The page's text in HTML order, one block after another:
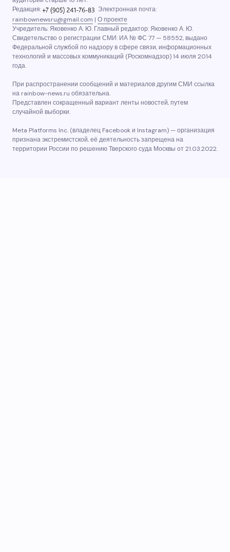
Редакция:
Электронная почта:
rainbownewsru@gmail.com | О проекте
Учредитель: Яковенко А. Ю. Главный редактор: Яковенко А. Ю.
Свидетельство о регистрации СМИ: ИА № ФС 77 — 58552, выдано
Федеральной службой по надзору в сфере связи, информационных
технологий и массовых коммуникаций (Роскомнадзор) 14 июля 2014
года.
При распространении сообщений и материалов другим СМИ ссылка
на rainbow-news.ru обязательна.
Представлен сокращенный вариант ленты новостей, путем
случайной выборки.
Meta Platforms Inc. (владелец Facebook и Instagram) — организация
признана экстремистской, её деятельность запрещена на
территории России по решению Тверского суда Москвы от 21.03.2022.